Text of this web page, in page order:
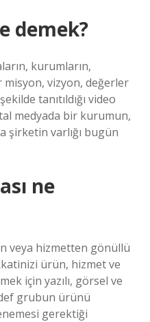
demek?
kurumların,
vizyon, değerler
tanıtıldığı video
medyada bir kurumun,
varlığı bugün
ne
veya hizmetten gönüllü
ürün, hizmet ve
için yazılı, görsel ve
grubun ürünü
gerektiği